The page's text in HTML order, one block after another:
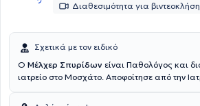
Διαθεσιμότητα για βιντεοκλήση
Σχετικά με τον ειδικό
Ο Μέλχερ Σπυρίδων είναι Παθολόγος και
ιατρείο στο Μοσχάτο. Αποφοίτησε από την
στην Παθολογία στην Πολυκλινική "P.